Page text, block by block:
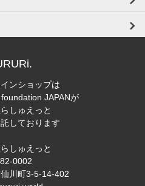
ンショップは
foundation JAPANが
しゅえっと
しております
しゅえっと
0002
川町3-5-14-402